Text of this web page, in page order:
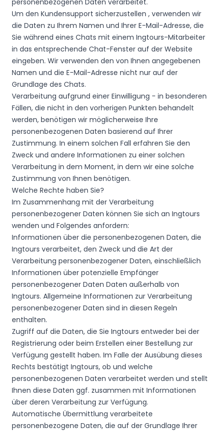
personenbezogenen Daten verarbeitet.
Um den Kundensupport sicherzustellen , verwenden wir
die Daten zu Ihrem Namen und Ihrer E-Mail-Adresse, die
Sie während eines Chats mit einem Ingtours-Mitarbeiter
in das entsprechende Chat-Fenster auf der Website
eingeben. Wir verwenden den von Ihnen angegebenen
Namen und die E-Mail-Adresse nicht nur auf der
Grundlage des Chats.
Verarbeitung aufgrund einer Einwilligung - in besonderen
Fällen, die nicht in den vorherigen Punkten behandelt
werden, benötigen wir möglicherweise Ihre
personenbezogenen Daten basierend auf Ihrer
Zustimmung. In einem solchen Fall erfahren Sie den
Zweck und andere Informationen zu einer solchen
Verarbeitung in dem Moment, in dem wir eine solche
Zustimmung von Ihnen benötigen.
Welche Rechte haben Sie?
Im Zusammenhang mit der Verarbeitung
personenbezogener Daten können Sie sich an Ingtours
wenden und Folgendes anfordern:
Informationen über die personenbezogenen Daten, die
Ingtours verarbeitet, den Zweck und die Art der
Verarbeitung personenbezogener Daten, einschließlich
Informationen über potenzielle Empfänger
personenbezogener Daten Daten außerhalb von
Ingtours. Allgemeine Informationen zur Verarbeitung
personenbezogener Daten sind in diesen Regeln
enthalten.
Zugriff auf die Daten, die Sie Ingtours entweder bei der
Registrierung oder beim Erstellen einer Bestellung zur
Verfügung gestellt haben. Im Falle der Ausübung dieses
Rechts bestätigt Ingtours, ob und welche
personenbezogenen Daten verarbeitet werden und stellt
Ihnen diese Daten ggf. zusammen mit Informationen
über deren Verarbeitung zur Verfügung.
Automatische Übermittlung verarbeitete
personenbezogene Daten, die auf der Grundlage Ihrer